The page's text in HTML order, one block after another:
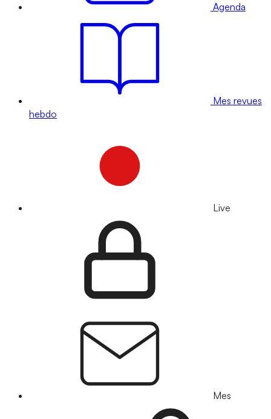
Agenda
Mes revues
hebdo
Live
Mes